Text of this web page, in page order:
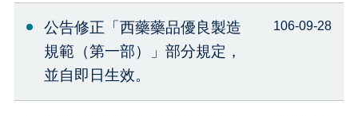
公告修正「西藥藥品優良製造
規範（第一部）」部分規定，
並自即日生效。
106-09-28